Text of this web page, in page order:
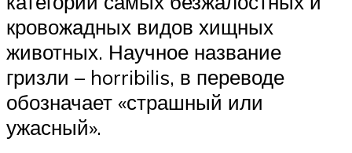
кровожадных видов хищных
животных. Научное название
гризли – horribilis, в переводе
обозначает «страшный или
ужасный».